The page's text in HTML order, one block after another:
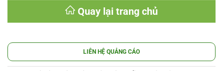
Quay lại trang chủ
LIÊN HỆ QUẢNG CÁO